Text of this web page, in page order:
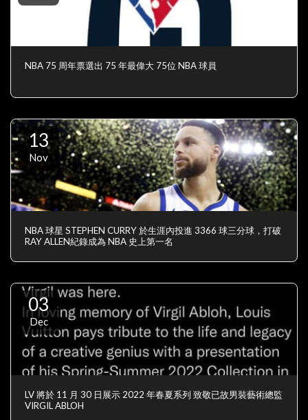
NBA 75 周年票選出 75 年最偉大 75位 NBA 球員
13
Nov
NBA 球星 STEPHEN CURRY 於生涯內投進 3366 球三分球，打破
RAY ALLEN紀錄成為 NBA 史上第一名
03
Dec
LV 將於 11 月 30 日展示 2022 年春夏系列 致敬已故男裝藝術總監
VIRGIL ABLOH